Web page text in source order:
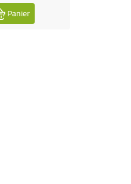
Panier